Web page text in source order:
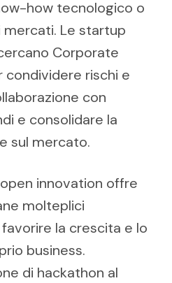
how tecnologico o
mercati. Le startup
Corporate
condividere rischi e
con
e consolidare la
sul mercato.
innovation offre
molteplici
la crescita e lo
business.
di hackathon al